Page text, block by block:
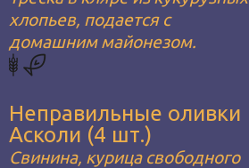
хлопьев, подается с
домашним майонезом.
Неправильные оливки
Асколи (4 шт.)
Свинина, курица свободного